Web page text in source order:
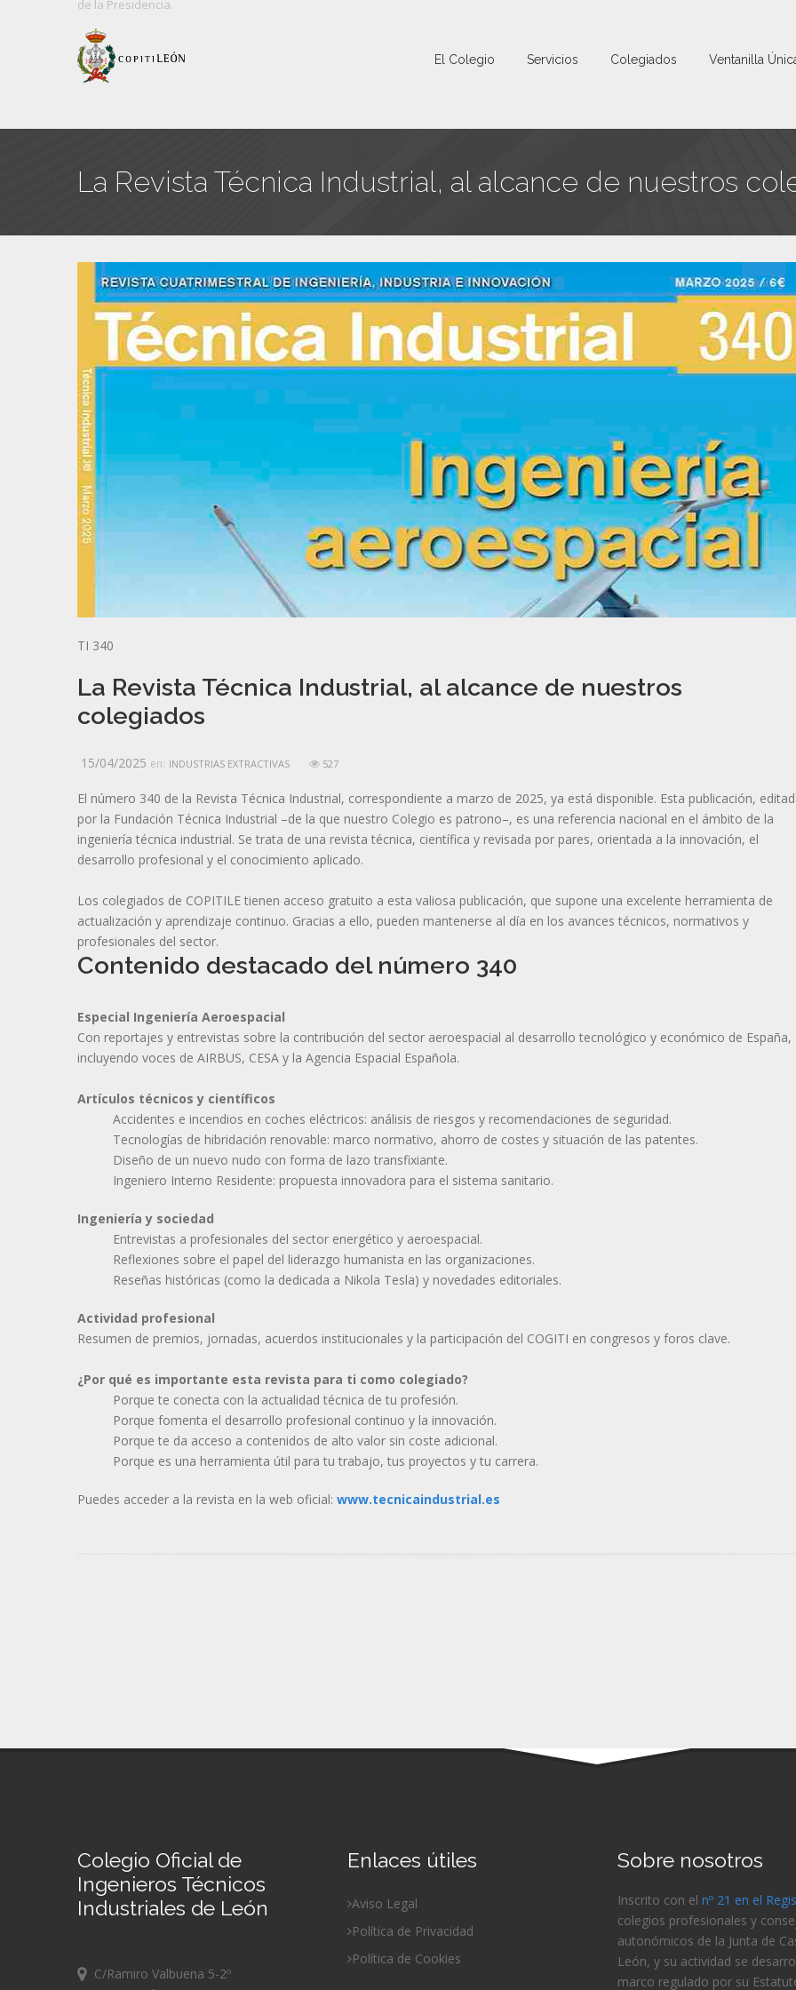
de la Presidencia.
El Colegio Servicios Colegiados Ventanilla
La Revista Técnica Industrial, al alcance de nuestros
TI 340
La Revista Técnica Industrial, al alcance de nuestros
colegiados
15/04/2025 en: INDUSTRIAS EXTRACTIVAS 527
El número 340 de la Revista Técnica Industrial, correspondiente a marzo de 2025, ya está disponible. Esta publicación,
por la Fundación Técnica Industrial –de la que nuestro Colegio es patrono–, es una referencia nacional en el ámbito de la
ingeniería técnica industrial. Se trata de una revista técnica, científica y revisada por pares, orientada a la innovación, el
desarrollo profesional y el conocimiento aplicado.
Los colegiados de COPITILE tienen acceso gratuito a esta valiosa publicación, que supone una excelente herramienta de
actualización y aprendizaje continuo. Gracias a ello, pueden mantenerse al día en los avances técnicos, normativos y
profesionales del sector.
Contenido destacado del número 340
Especial Ingeniería Aeroespacial
Con reportajes y entrevistas sobre la contribución del sector aeroespacial al desarrollo tecnológico y económico de España,
incluyendo voces de AIRBUS, CESA y la Agencia Espacial Española.
Artículos técnicos y científicos
Accidentes e incendios en coches eléctricos: análisis de riesgos y recomendaciones de seguridad.
Tecnologías de hibridación renovable: marco normativo, ahorro de costes y situación de las patentes.
Diseño de un nuevo nudo con forma de lazo transfixiante.
Ingeniero Interno Residente: propuesta innovadora para el sistema sanitario.
Ingeniería y sociedad
Entrevistas a profesionales del sector energético y aeroespacial.
Reflexiones sobre el papel del liderazgo humanista en las organizaciones.
Reseñas históricas (como la dedicada a Nikola Tesla) y novedades editoriales.
Actividad profesional
Resumen de premios, jornadas, acuerdos institucionales y la participación del COGITI en congresos y foros clave.
¿Por qué es importante esta revista para ti como colegiado?
Porque te conecta con la actualidad técnica de tu profesión.
Porque fomenta el desarrollo profesional continuo y la innovación.
Porque te da acceso a contenidos de alto valor sin coste adicional.
Porque es una herramienta útil para tu trabajo, tus proyectos y tu carrera.
Puedes acceder a la revista en la web oficial: www.tecnicaindustrial.es
Colegio Oficial de
Ingenieros Técnicos
Industriales de León
C/Ramiro Valbuena 5-2º
Enlaces útiles
Aviso Legal
Política de Privacidad
Política de Cookies
Sobre nosotros
Inscrito con elnº 21 en el
colegios profesionales y
autonómicos de la Junta de
León, y su actividad se
marco regulado por su